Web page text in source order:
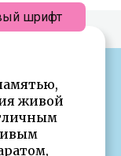
живой
шрифт